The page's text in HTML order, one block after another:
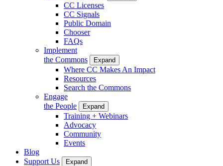
CC Licenses
CC Signals
Public Domain
Chooser
FAQs
Implement
the Commons
Expand
Where CC Makes An Impact
Resources
Search the Commons
Engage
the People
Expand
Training + Webinars
Advocacy
Community
Events
Blog
Support Us
Expand